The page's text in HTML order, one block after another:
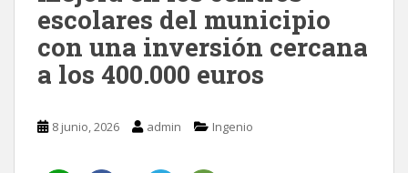
escolares del municipio
con una inversión cercana
a los 400.000 euros
8 junio, 2026 admin Ingenio